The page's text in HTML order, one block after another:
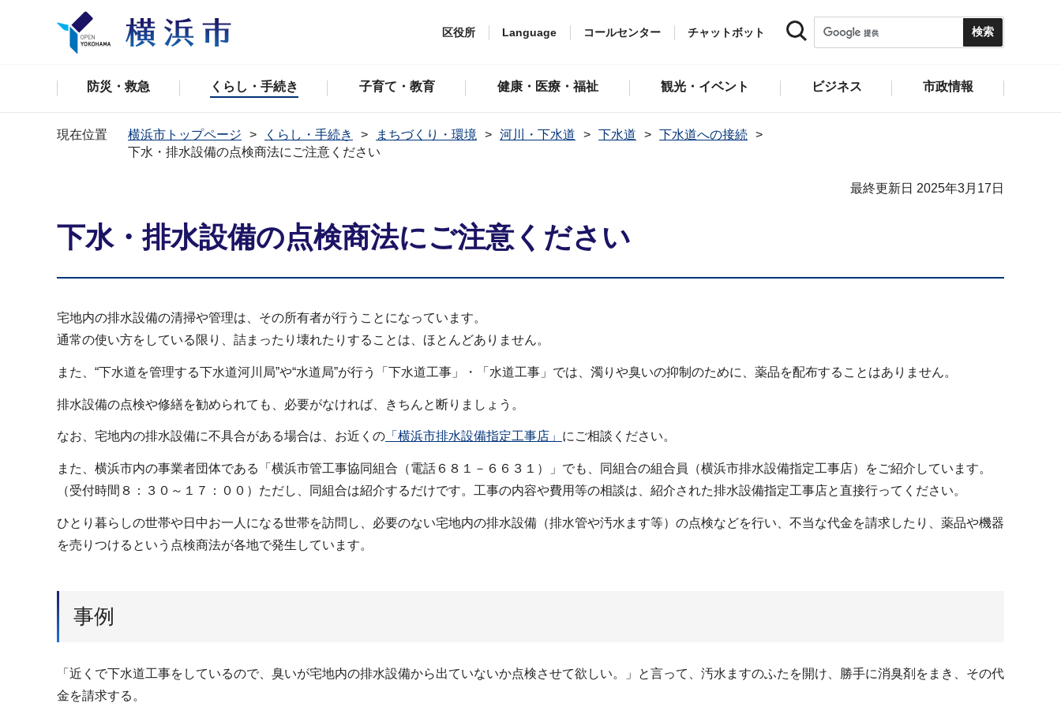
区役所 Language コールセンター チャットボット
防災・救急 くらし・手続き 子育て・教育 健康・医療・福祉 観光・イベント ビジネス 市政情報
現在位置 横浜市トップページ くらし・手続き まちづくり・環境 河川・下水道 下水道
下水道への接続
下水・排水設備の点検商法にご注意ください
最終更新日 2025年3月17日
下水・排水設備の点検商法にご注意ください
宅地内の排水設備の清掃や管理は、その所有者が行うことになっています。
通常の使い方をしている限り、詰まったり壊れたりすることは、ほとんどありません。
また、“下水道を管理する下水道河川局”や“水道局”が行う「下水道工事」・「水道工事」では、濁りや臭いの抑制のために、薬品を配布することはありません。
排水設備の点検や修繕を勧められても、必要がなければ、きちんと断りましょう。
なお、宅地内の排水設備に不具合がある場合は、お近くの 「横浜市排水設備指定工事店」 にご相談ください。
また、横浜市内の事業者団体である「横浜市管工事協同組合（電話６８１－６６３１）」でも、同組合の組合員（横浜市排水設備指定工事店）をご紹介しています。
（受付時間８：３０～１７：００）ただし、同組合は紹介するだけです。工事の内容や費用等の相談は、紹介された排水設備指定工事店と直接行ってください。
ひとり暮らしの世帯や日中お一人になる世帯を訪問し、必要のない宅地内の排水設備（排水管や汚水ます等）の点検などを行い、不当な代金を請求したり、薬品や機器
を売りつけるという点検商法が各地で発生しています。
事例
「近くで下水道工事をしているので、臭いが宅地内の排水設備から出ていないか点検させて欲しい。」と言って、汚水ますのふたを開け、勝手に消臭剤をまき、その代
金を請求する。